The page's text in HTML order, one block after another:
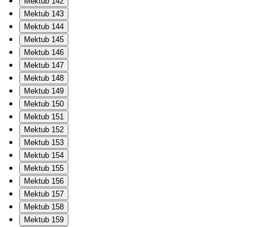
Mektub 143
Mektub 144
Mektub 145
Mektub 146
Mektub 147
Mektub 148
Mektub 149
Mektub 150
Mektub 151
Mektub 152
Mektub 153
Mektub 154
Mektub 155
Mektub 156
Mektub 157
Mektub 158
Mektub 159